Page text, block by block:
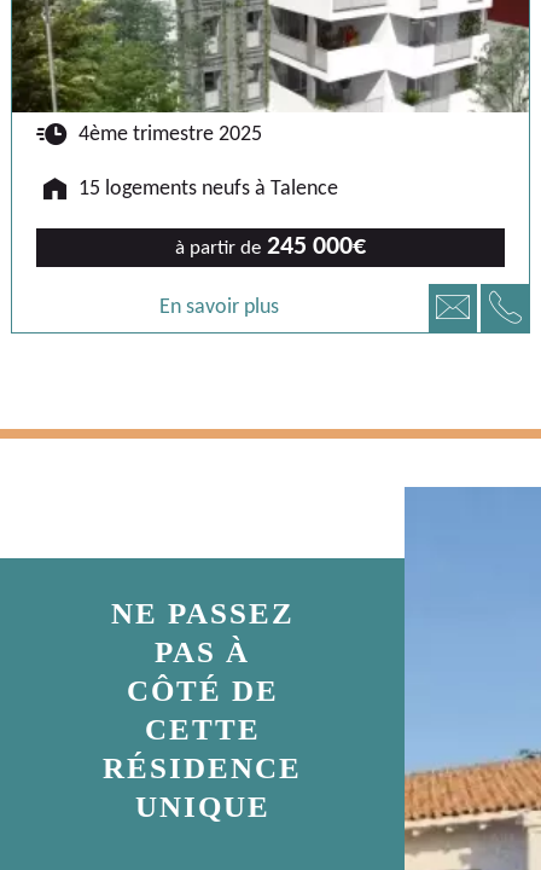
🕐 4ème trimestre 2025
🏠 15 logements neufs à Talence
à partir de 245 000€
En savoir plus 📧 📞
NE PASSEZ
PAS À
CÔTÉ DE
CETTE
RÉSIDENCE
UNIQUE